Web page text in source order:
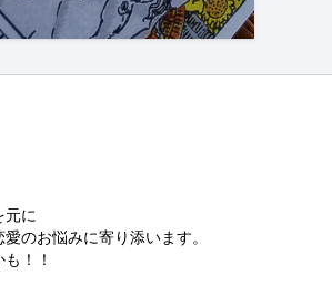
元に
のお悩みに寄り添います。
！！